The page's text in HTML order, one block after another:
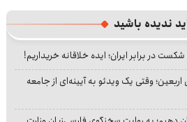
ندیده باشید
در برابر ایران؛ ایده خلاقانه خریداریم!
وقتی یک ویدئو به آیینه‌ای از جامعه